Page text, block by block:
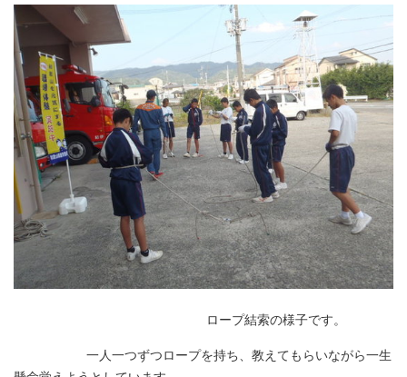
ロープ結索の様子です。
一人一つずつロープを持ち、教えてもらいながら一生